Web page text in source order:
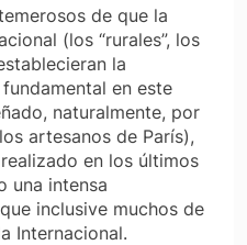
de que la
(los “rurales”, los
la
en este
naturalmente, por
artesanos de París),
en los últimos
una intensa
inclusive muchos de
Internacional.